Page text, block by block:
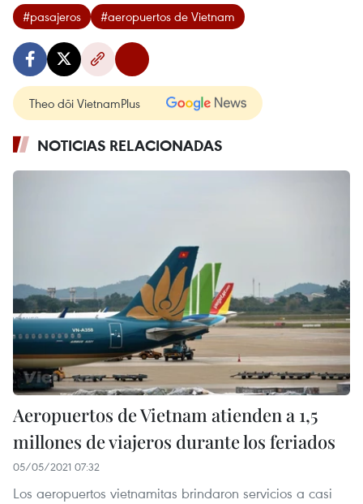
#pasajeros #aeropuertos de Vietnam
Theo dõi VietnamPlus
NOTICIAS RELACIONADAS
Aeropuertos de Vietnam atienden a 1,5
millones de viajeros durante los feriados
05/05/2021 07:32
Los aeropuertos vietnamitas brindaron servicios a casi